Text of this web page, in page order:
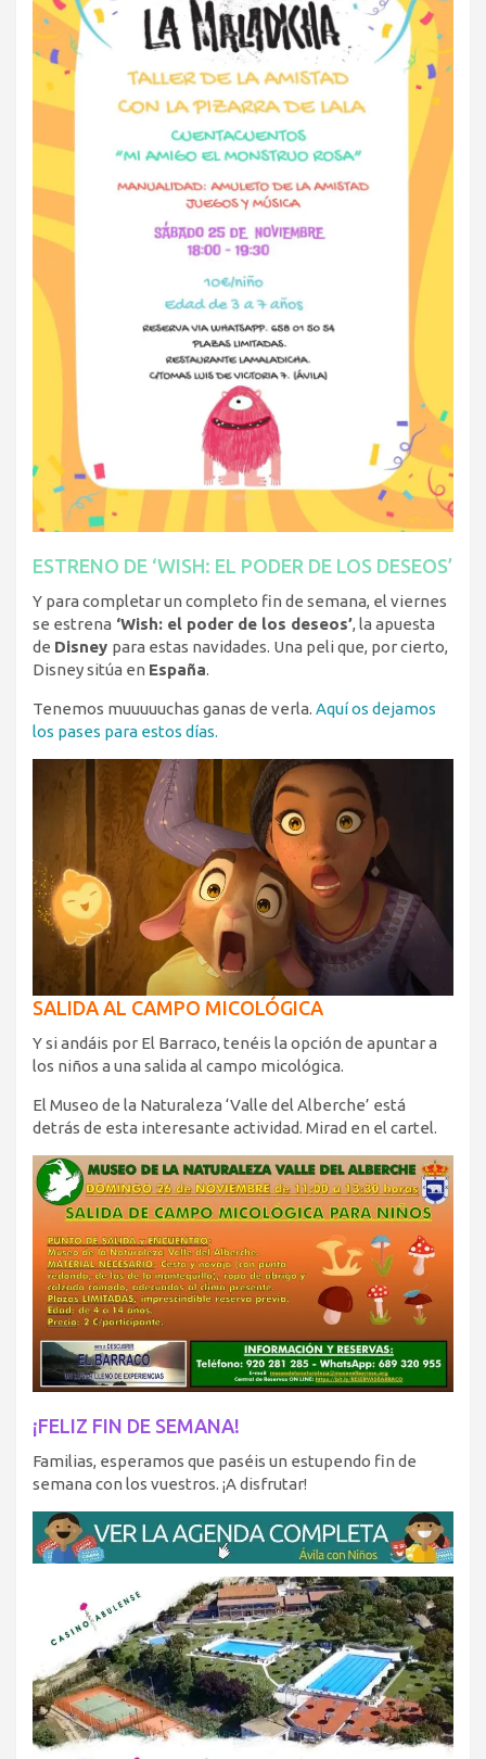
ESTRENO DE ‘WISH: EL PODER DE LOS DESEOS’
Y para completar un completo fin de semana, el viernes
se estrena ‘Wish: el poder de los deseos’, la apuesta
de Disney para estas navidades. Una peli que, por cierto,
Disney sitúa en España.
Tenemos muuuuuchas ganas de verla. Aquí os dejamos
los pases para estos días.
SALIDA AL CAMPO MICOLÓGICA
Y si andáis por El Barraco, tenéis la opción de apuntar a
los niños a una salida al campo micológica.
El Museo de la Naturaleza ‘Valle del Alberche’ está
detrás de esta interesante actividad. Mirad en el cartel.
¡FELIZ FIN DE SEMANA!
Familias, esperamos que paséis un estupendo fin de
semana con los vuestros. ¡A disfrutar!